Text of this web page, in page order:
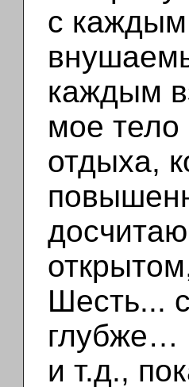
с каждым
каждым
мое тело
отдыха,
Шесть...
глубже…
и т.д.,